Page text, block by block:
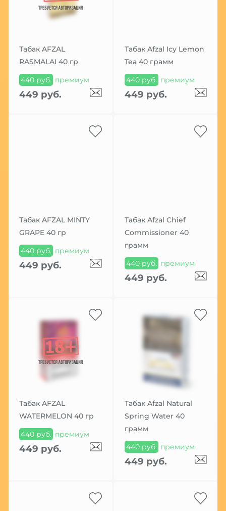
Табак AFZAL
RASMALAI 40 гр
440 руб. премиум
449 руб.
Табак Afzal Icy Lemon
Tea 40 грамм
440 руб. премиум
449 руб.
Табак AFZAL MINTY
GRAPE 40 гр
440 руб. премиум
449 руб.
Табак Afzal Chief
Commissioner 40
грамм
440 руб. премиум
449 руб.
Табак AFZAL
WATERMELON 40 гр
440 руб. премиум
449 руб.
Табак Afzal Natural
Spring Water 40
грамм
440 руб. премиум
449 руб.